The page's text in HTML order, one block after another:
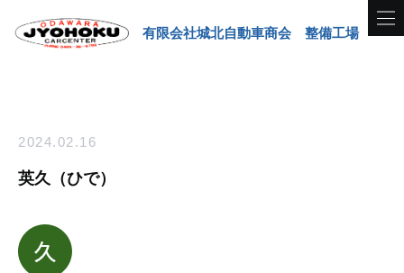
有限会社城北自動車商会 整備工場
2024.02.16
英久（ひで）